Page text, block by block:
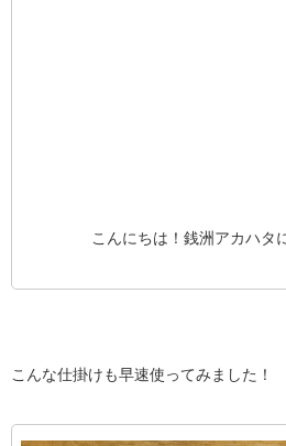
こんにちは！銭洲アカハタ
こんな仕掛けも早速使ってみました！